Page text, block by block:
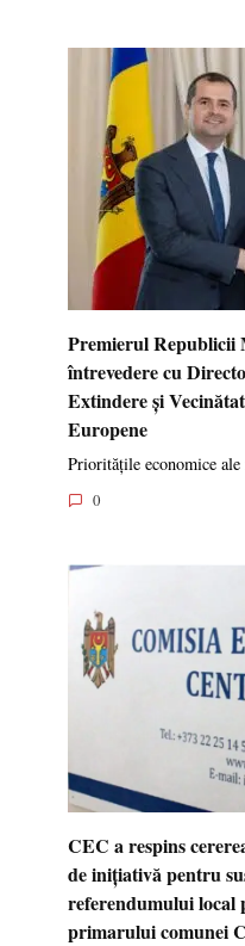
Premierul Republicii
întrevedere cu
Extindere și
Europene
Prioritățile economice
0
CEC a respins
de inițiativă pentru
referendumului local
primarului comunei